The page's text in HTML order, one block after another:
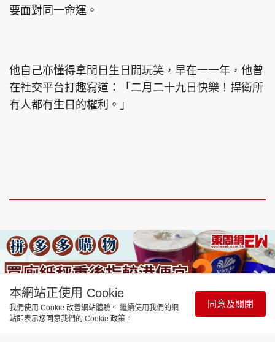
要面對同一命運。
他自己亦懂得拿閏日生日開玩笑，早在一一年，他曾
在社交平台打趣寫道：「二月二十九日快樂！捍衛所
有人都有生日的權利。」
本網站正使用 Cookie
我們使用 Cookie 改善網站體驗。 繼續使用我們的網
站即表示您同意我們的 Cookie 政策。
同意及關閉